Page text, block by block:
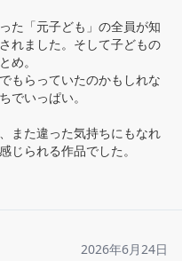
た「元子ども」の全員が知
れました。そして子どもの
め。
もらっていたのかもしれな
でいっぱい。
また違った気持ちにもなれ
じられる作品でした。
2026年6月24日